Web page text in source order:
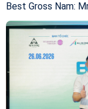
Best Gross Nam: